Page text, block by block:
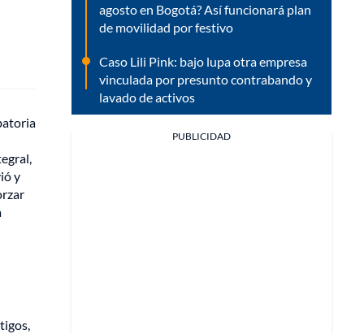
y
agosto en Bogotá? Así funcionará plan
de movilidad por festivo
Caso Lili Pink: bajo lupa otra empresa
vinculada por presunto contrabando y
lavado de activos
PUBLICIDAD